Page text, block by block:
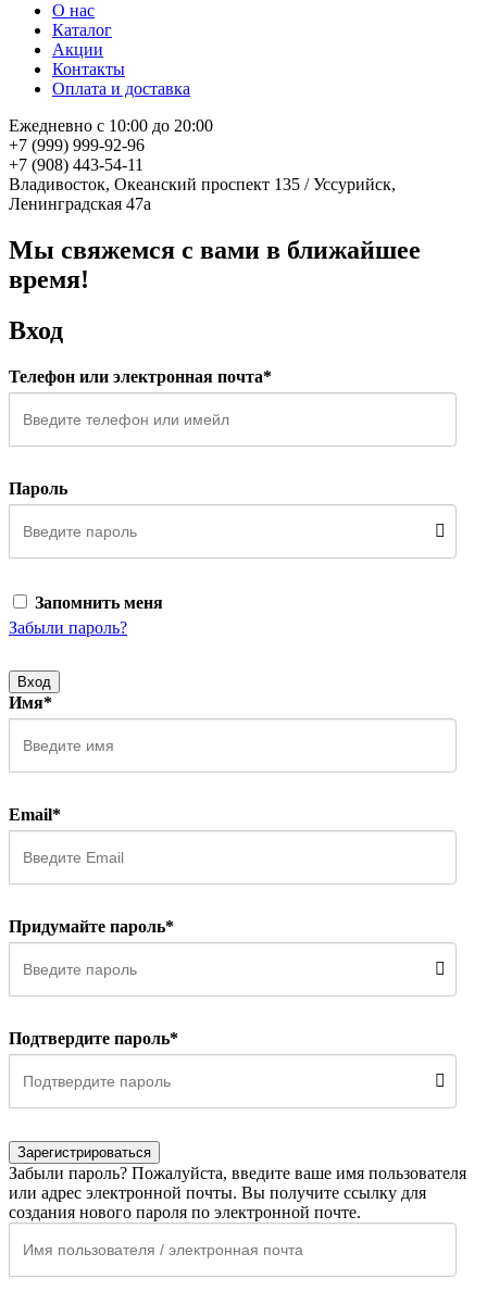
О нас
Каталог
Акции
Контакты
Оплата и доставка
Ежедневно с 10:00 до 20:00
+7 (999) 999-92-96
+7 (908) 443-54-11
Владивосток, Океанский проспект 135 / Уссурийск,
Ленинградская 47а
Мы свяжемся с вами в ближайшее
время!
Вход
Телефон или электронная почта*
Пароль
Запомнить меня
Забыли пароль?
Вход
Имя*
Email*
Придумайте пароль*
Подтвердите пароль*
Зарегистрироваться
Забыли пароль? Пожалуйста, введите ваше имя пользователя
или адрес электронной почты. Вы получите ссылку для
создания нового пароля по электронной почте.